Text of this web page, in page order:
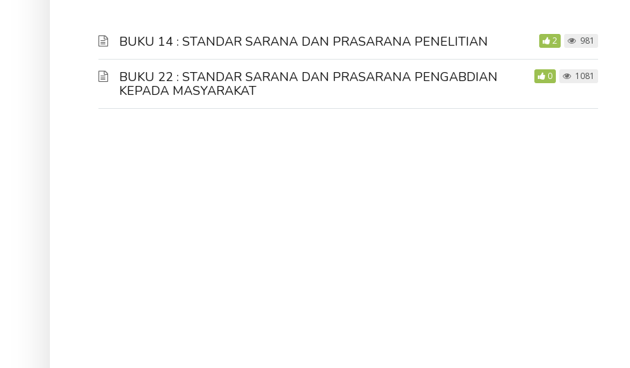
BUKU 14 : STANDAR SARANA DAN PRASARANA PENELITIAN 2 981
BUKU 22 : STANDAR SARANA DAN PRASARANA PENGABDIAN
KEPADA MASYARAKAT
0 1081